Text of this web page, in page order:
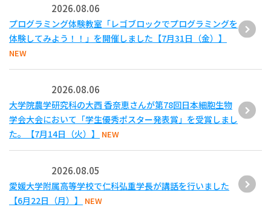
2026.08.06
プログラミング体験教室「レゴブロックでプログラミングを
体験してみよう！！」を開催しました【7月31日（金）】
NEW
2026.08.06
大学院農学研究科の大西 香奈恵さんが第78回日本細胞生物
学会大会において「学生優秀ポスター発表賞」を受賞しまし
た。【7月14日（火）】
NEW
2026.08.05
愛媛大学附属高等学校で仁科弘重学長が講話を行いました
【6月22日（月）】
NEW